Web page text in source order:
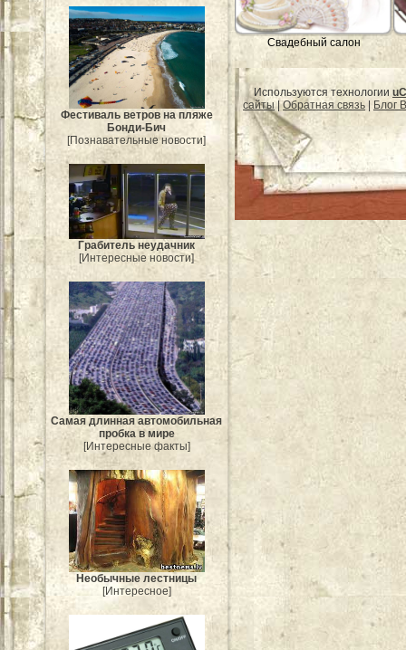
Фестиваль ветров на пляже
Бонди-Бич
[Познавательные новости]
Грабитель неудачник
[Интересные новости]
Самая длинная автомобильная
пробка в мире
[Интересные факты]
Необычные лестницы
[Интересное]
Свадебный салон
Используются технологии
сайты|Обратная связь Блог